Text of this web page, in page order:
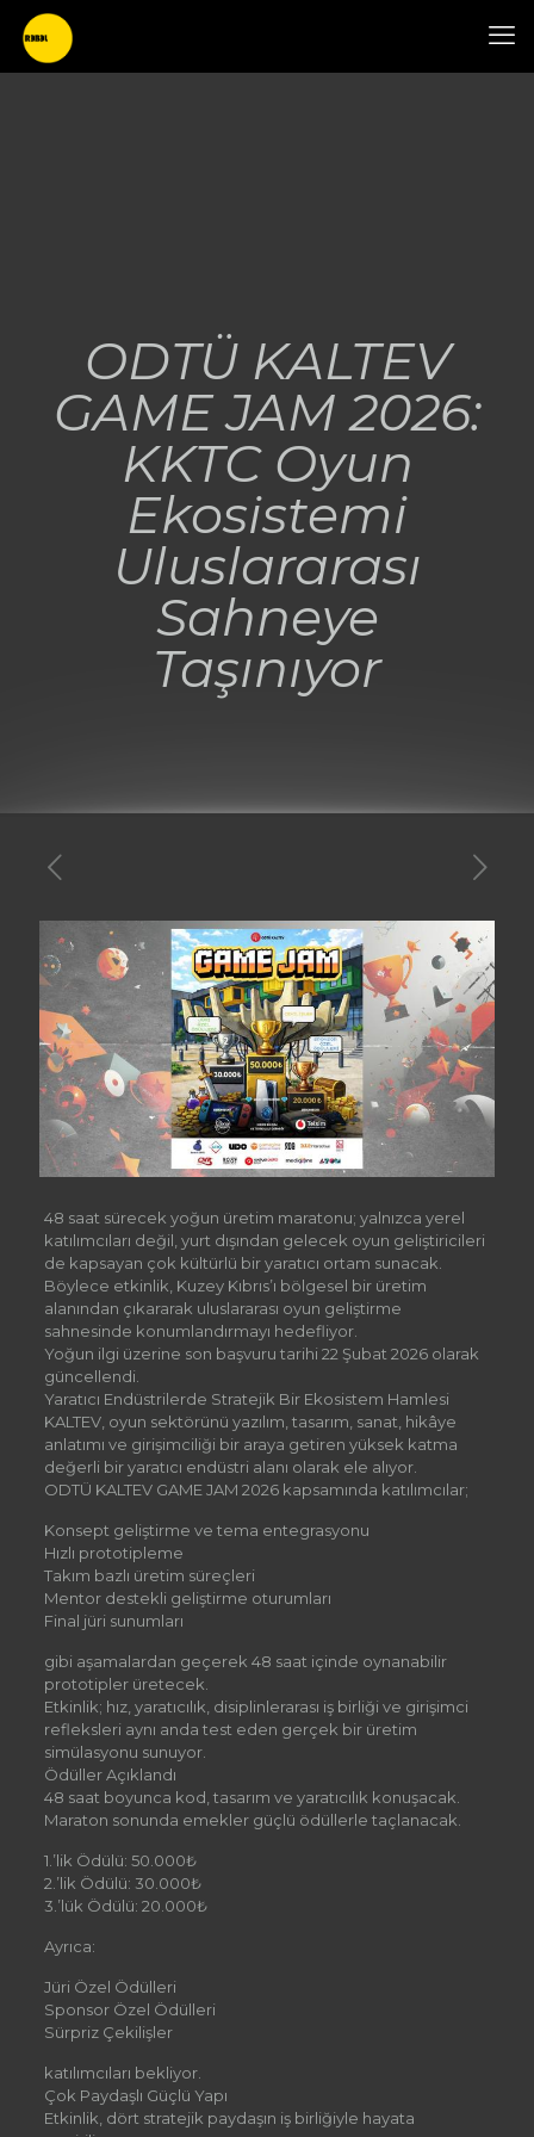
ODTÜ KALTEV
GAME JAM 2026:
KKTC Oyun
Ekosistemi
Uluslararası
Sahneye
Taşınıyor
48 saat sürecek yoğun üretim maratonu; yalnızca yerel
katılımcıları değil, yurt dışından gelecek oyun geliştiricileri
de kapsayan çok kültürlü bir yaratıcı ortam sunacak.
Böylece etkinlik, Kuzey Kıbrıs’ı bölgesel bir üretim
alanından çıkararak uluslararası oyun geliştirme
sahnesinde konumlandırmayı hedefliyor.
Yoğun ilgi üzerine son başvuru tarihi 22 Şubat 2026 olarak
güncellendi.
Yaratıcı Endüstrilerde Stratejik Bir Ekosistem Hamlesi
KALTEV, oyun sektörünü yazılım, tasarım, sanat, hikâye
anlatımı ve girişimciliği bir araya getiren yüksek katma
değerli bir yaratıcı endüstri alanı olarak ele alıyor.
ODTÜ KALTEV GAME JAM 2026 kapsamında katılımcılar;
Konsept geliştirme ve tema entegrasyonu
Hızlı prototipleme
Takım bazlı üretim süreçleri
Mentor destekli geliştirme oturumları
Final jüri sunumları
gibi aşamalardan geçerek 48 saat içinde oynanabilir
prototipler üretecek.
Etkinlik; hız, yaratıcılık, disiplinlerarası iş birliği ve girişimci
refleksleri aynı anda test eden gerçek bir üretim
simülasyonu sunuyor.
Ödüller Açıklandı
48 saat boyunca kod, tasarım ve yaratıcılık konuşacak.
Maraton sonunda emekler güçlü ödüllerle taçlanacak.
1.’lik Ödülü: 50.000₺
2.’lik Ödülü: 30.000₺
3.’lük Ödülü: 20.000₺
Ayrıca:
Jüri Özel Ödülleri
Sponsor Özel Ödülleri
Sürpriz Çekilişler
katılımcıları bekliyor.
Çok Paydaşlı Güçlü Yapı
Etkinlik, dört stratejik paydaşın iş birliğiyle hayata